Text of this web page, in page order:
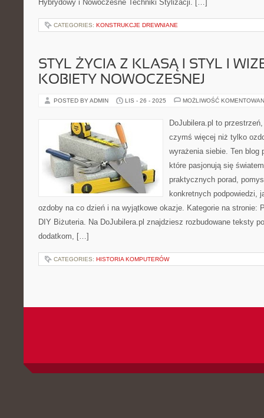
Hybrydowy i Nowoczesne Techniki Stylizacji. […]
CATEGORIES: KONSTRUKCJE DREWNIANE
STYL ŻYCIA Z KLASĄ I STYL I
KOBIETY NOWOCZESNEJ
POSTED BY ADMIN LIS - 26 - 2025 MOŻLIWOŚĆ
DoJubilera.pl to
czymś więcej niż tylko
wyrażenia siebie. Ten blog
które pasjonują się
praktycznych porad,
konkretnych podpowiedzi,
ozdoby na co dzień i na wyjątkowe okazje. Kategorie na stronie:
DIY Biżuteria. Na DoJubilera.pl znajdziesz rozbudowane teksty
dodatkom, […]
CATEGORIES: HISTORIA KOMPUTERÓW